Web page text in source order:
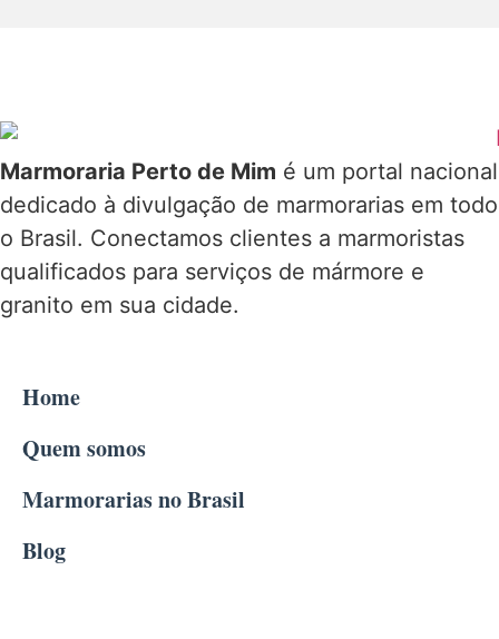
Marmoraria Perto de Mim é um portal nacional
dedicado à divulgação de marmorarias em todo
o Brasil. Conectamos clientes a marmoristas
qualificados para serviços de mármore e
granito em sua cidade.
Home
Quem somos
Marmorarias no Brasil
Blog